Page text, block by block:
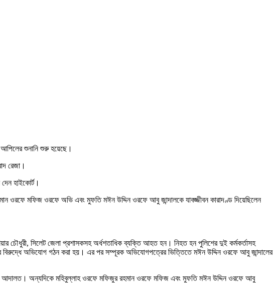
আপিলের শুনানি শুরু হয়েছে।
রেজা।
হাইকোর্ট।
ওরফে মফিজ ওরফে অভি এবং মুফতি মঈন উদ্দিন ওরফে আবু জান্দালকে যাবজ্জীবন কারাদণ্ড দিয়েছিলেন
চৌধুরী, সিলেট জেলা প্রশাসকসহ অর্ধশতাধিক ব্যক্তি আহত হন। নিহত হন পুলিশের দুই কর্মকর্তাসহ
বিরুদ্ধে অভিযোগ গঠন করা হয়। এর পর সম্পূরক অভিযোগপত্রের ভিত্তিতে মঈন উদ্দিন ওরফে আবু জান্দালের
আদালত। অন্যদিকে মহিবুল্লাহ ওরফে মফিজুর রহমান ওরফে মফিজ এবং মুফতি মঈন উদ্দিন ওরফে আবু